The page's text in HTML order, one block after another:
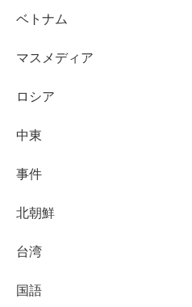
ベトナム
マスメディア
ロシア
中東
事件
北朝鮮
台湾
国語